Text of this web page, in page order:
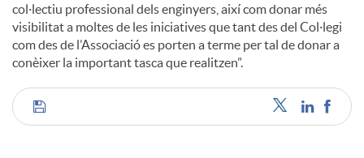
col·lectiu professional dels enginyers, així com donar més
visibilitat a moltes de les iniciatives que tant des del Col·legi
com des de l’Associació es porten a terme per tal de donar a
conèixer la important tasca que realitzen”.
C